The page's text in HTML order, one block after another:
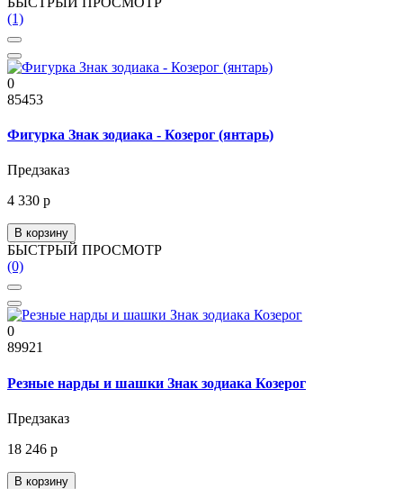
(1)
0
85453
Фигурка Знак зодиака - Козерог (янтарь)
Предзаказ
4 330 р
В корзину
БЫСТРЫЙ ПРОСМОТР
(0)
0
89921
Резные нарды и шашки Знак зодиака Козерог
Предзаказ
18 246 р
В корзину